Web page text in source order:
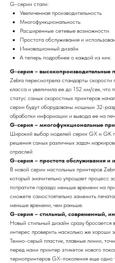
G-серии стали:
Увеличенная производительность
Многофункциональность
Расширенные сетевые возможности
Простота обслуживания и
Инновационный дизайн
А теперь подробнее о каждой из них:
G-серия – высокопроизводительные
Zebra пересмотрела стандарты скорости
класса и увеличила ее до 152 мм/сек, что
статус самых скоростных принтеров
серии будут оборудованы мощным 32-
обработки информации и вывода ее на
G-серия – многофункциональные
Широкий выбор моделей серии GX и GK
решения самых различных задач
отраслей
G-серия – простота обслуживания и
В новой серии настольных принтеров
который значительно упрощает процесс
потратите гораздо меньше времени на
сможете самостоятельно заменить
меньше времени, чем раньше.
G-серия – стильный, современный,
Новый стильный дизайн сразу бросается
интерес проверить насколько же хороши
Темно-серый пластик, плавные линии,
перед нами принтер этикеток нового
термопринтеров GX-поколения еще одно